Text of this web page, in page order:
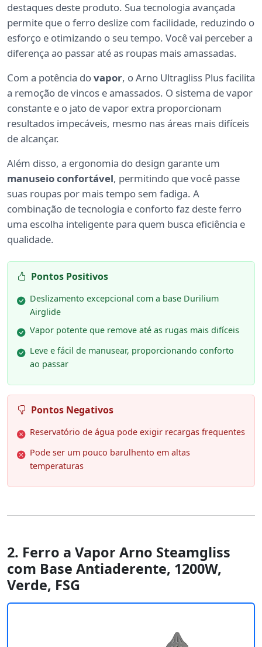
destaques deste produto. Sua tecnologia avançada
permite que o ferro deslize com facilidade, reduzindo o
esforço e otimizando o seu tempo. Você vai perceber a
diferença ao passar até as roupas mais amassadas.
Com a potência dovapor, o Arno Ultragliss Plus facilita
a remoção de vincos e amassados. O sistema de vapor
constante e o jato de vapor extra proporcionam
resultados impecáveis, mesmo nas áreas mais difíceis
de alcançar.
Além disso, a ergonomia do design garante um
manuseio confortável, permitindo que você passe
suas roupas por mais tempo sem fadiga. A
combinação de tecnologia e conforto faz deste ferro
uma escolha inteligente para quem busca eficiência e
qualidade.
Pontos Positivos
Deslizamento excepcional com a base Durilium
Airglide
Vapor potente que remove até as rugas mais difíceis
Leve e fácil de manusear, proporcionando conforto
ao passar
Pontos Negativos
Reservatório de água pode exigir recargas frequentes
Pode ser um pouco barulhento em altas
temperaturas
2. Ferro a Vapor Arno Steamgliss
com Base Antiaderente, 1200W,
Verde, FSG